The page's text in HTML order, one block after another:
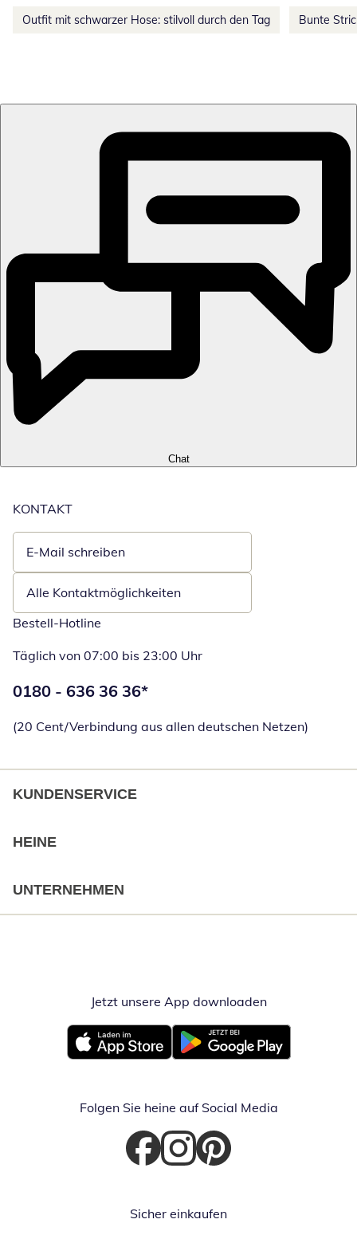
Outfit mit schwarzer Hose: stilvoll durch den Tag Bunte
Chat
KONTAKT
E-Mail schreiben
Öffnet E-Mail-Client
Alle Kontaktmöglichkeiten
Bestell-Hotline
Täglich von 07:00 bis 23:00 Uhr
Telefonnummer:
0180 - 636 36 36*
(20 Cent/Verbindung aus allen deutschen Netzen)
KUNDENSERVICE
HEINE
UNTERNEHMEN
Jetzt unsere App downloadenÖffnet in
Öffnet in neuem FensterÖffnet in neuem Fenster
Folgen Sie heine auf Social Media
Öffnet in neuem Fenster
Öffnet in neuem Fenster
Öffnet in neuem Fenster
Sicher einkaufen